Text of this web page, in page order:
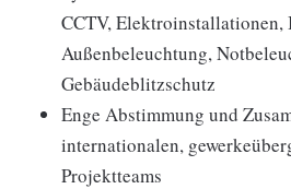
CCTV, Elektroinstallationen,
Außenbeleuchtung,
Gebäudeblitzschutz
Enge Abstimmung und
internationalen,
Projektteams